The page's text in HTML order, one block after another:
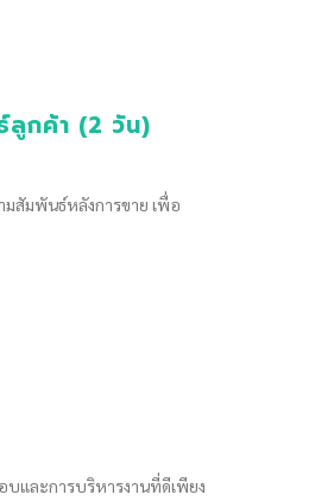
ลูกค้า (2 วัน)
สัมพันธ์หลังการขาย เพื่อ
และการบริหารงานที่ดีเพียง